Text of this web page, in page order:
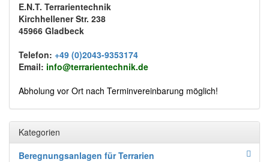
E.N.T. Terrarientechnik
Kirchhellener Str. 238
45966 Gladbeck
Telefon: +49 (0)2043-9353174
Email: info@terrarientechnik.de
Abholung vor Ort nach Terminvereinbarung möglich!
Kategorien
Beregnungsanlagen für Terrarien